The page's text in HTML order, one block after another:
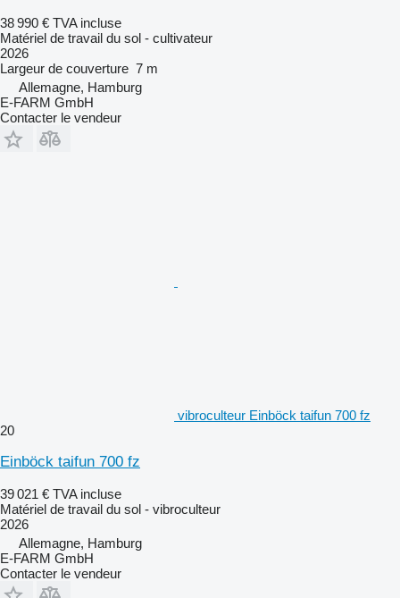
38 990 € TVA incluse
Matériel de travail du sol - cultivateur
2026
Largeur de couverture 7 m
Allemagne, Hamburg
E-FARM GmbH
Contacter le vendeur
vibroculteur Einböck taifun 700 fz
20
Einböck taifun 700 fz
39 021 € TVA incluse
Matériel de travail du sol - vibroculteur
2026
Allemagne, Hamburg
E-FARM GmbH
Contacter le vendeur